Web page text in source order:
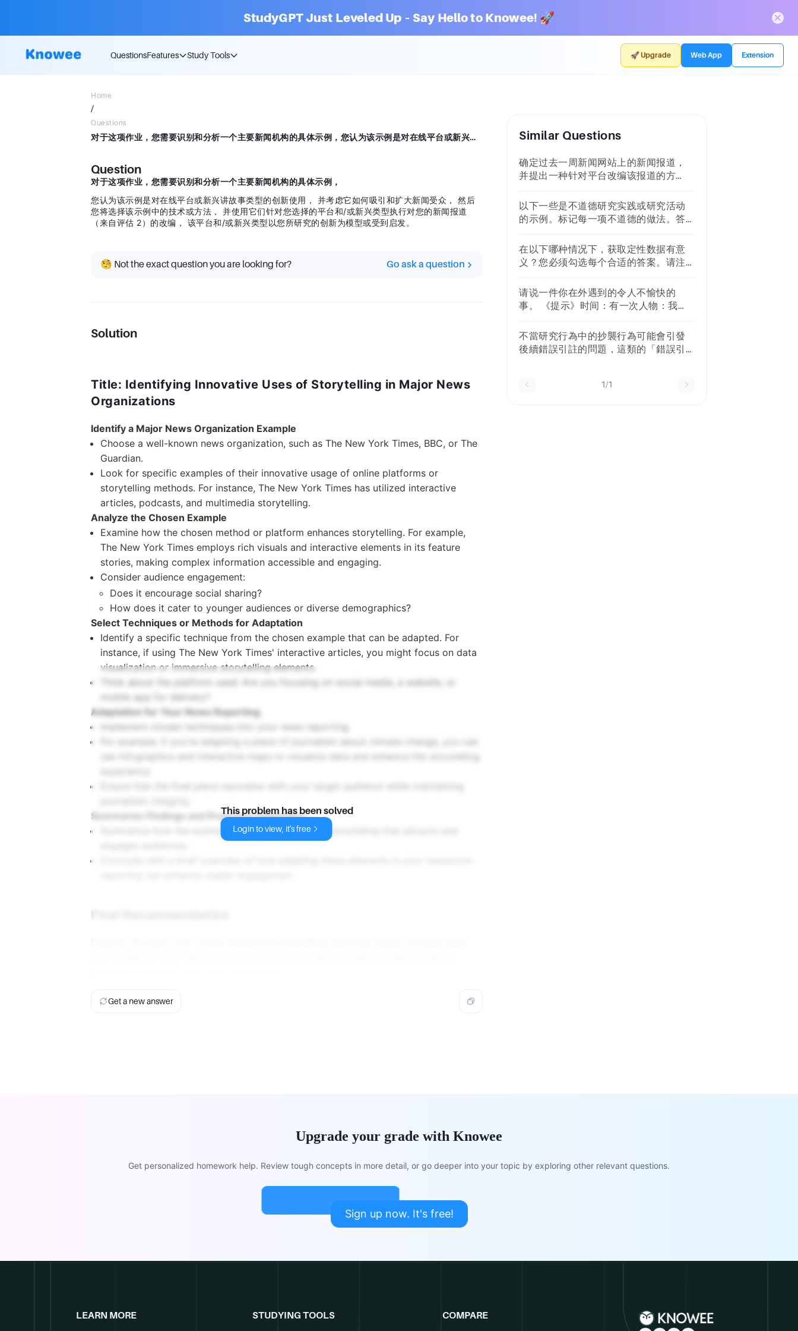
StudyGPT Just Leveled Up – Say Hello to Knowee! 🚀
QuestionsFeatures Study Tools 🚀 Upgrade Web App Extension
Home
/
Questions
对于这项作业，您需要识别和分析一个主要新闻机构的具体示例，您认为该示例是对在线平台或新兴讲故事类型的创新使用，并考虑它如何吸引和扩大新闻受众，然后您将选择该示例中的技术或方法，并使用它们针对您选择的平台和/或新兴类型执行对您的新闻报道（来自评估 2）的改编，该平台和/或新兴类型以您所研究的创新为模型或受到启发。
Question
对于这项作业，您需要识别和分析一个主要新闻机构的具体示例，
您认为该示例是对在线平台或新兴讲故事类型的创新使用， 并考虑它如何吸引和扩大新闻受众， 然后
您将选择该示例中的技术或方法， 并使用它们针对您选择的平台和/或新兴类型执行对您的新闻报道
（来自评估 2）的改编， 该平台和/或新兴类型以您所研究的创新为模型或受到启发。
🧐 Not the exact question you are looking for? Go ask a question
Solution
Title: Identifying Innovative Uses of Storytelling in Major News
Organizations
Identify a Major News Organization Example
Choose a well-known news organization, such as The New York Times, BBC, or The
Guardian.
Look for specific examples of their innovative usage of online platforms or
storytelling methods. For instance, The New York Times has utilized interactive
articles, podcasts, and multimedia storytelling.
Analyze the Chosen Example
Examine how the chosen method or platform enhances storytelling. For example,
The New York Times employs rich visuals and interactive elements in its feature
stories, making complex information accessible and engaging.
Consider audience engagement:
Does it encourage social sharing?
How does it cater to younger audiences or diverse demographics?
Select Techniques or Methods for Adaptation
Identify a specific technique from the chosen example that can be adapted. For
instance, if using The New York Times' interactive articles, you might focus on data
visualization or immersive storytelling elements.
Think about the platform used: Are you focusing on social media, a website, or
mobile app for delivery?
Adaptation for Your News Reporting
Implement chosen techniques into your news reporting.
For example, if you're adapting a piece of journalism about climate change, you can
use infographics and interactive maps to visualize data and enhance the storytelling
Summarize Findings and Proposed Adaptation
Summarize how the example illustrates innovative storytelling that attracts and
This problem has been solved
Login to view, it's free
Get a new answer
Similar Questions
确定过去一周新闻网站上的新闻报道，
并提出一种针对平台改编该报道的方
一来建模您的改编。您需要什么样的媒
体资产来执行您的计划（例如图像、视
帮助组织扩大并吸引受众。 （提示：不
要过度依赖平台本身吸引年轻受众的想
以下一些是不道德研究实践或研究活动
的示例。标记每一项不道德的做法。答
参与者提供奖励。当面试有 25 个自由文
本问题时，告诉参与者面试将需要他们
题。在进行采访之前提供通俗易懂的语
言声明并征求知情同意。
在以下哪种情况下，获取定性数据有意
义？您必须勾选每个合适的答案。请注
的研究旨在了解您画廊的参观者所使用
的语言。您的研究旨在了解为什么视觉
您的研究想要建立一个理论来解释为什
么 35 岁以下的人喜欢沉浸式剧院体验。
请说一件你在外遇到的令人不愉快的
事。 《提示》时间：有一次人物：我
馆、咖啡店、巴士站、商场、公共厕所...
等）事情：详细描述细节解释原因：为
你做了什么/说了什么/有什么想法总结：
不當研究行為中的抄襲行為可能會引發
後續錯誤引註的問題，這類的「錯誤引
研究者使用錯誤的寫作格式引註資料。
1/1
Upgrade your grade with Knowee
Get personalized homework help. Review tough concepts in more detail, or go deeper into your topic by exploring other relevant questions.
Sign up now. It's free!
LEARN MORE STUDYING TOOLS COMPARE